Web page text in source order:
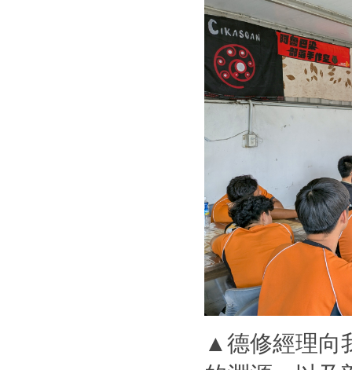
▲德修經理向